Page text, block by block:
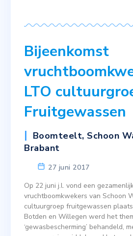
Bijeenkomst
LTO
Fruitgewassen
Boomteelt,Schoon
Brabant
27 juni 2017
Op 22 juni j.l. vond een
vruchtboomkwekers van Schoon
cultuurgroep fruitgewassen
Botden en Willegen werd het
‘gewasbescherming’ behandeld,